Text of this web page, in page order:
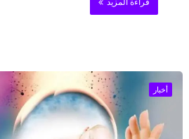
قراءة المزيد
أخبار